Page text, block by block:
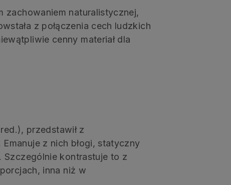
zachowaniem naturalistycznej,
z połączenia cech ludzkich
cenny materiał dla
przedstawił z
z nich błogi, statyczny
kontrastuje to z
inna niż w